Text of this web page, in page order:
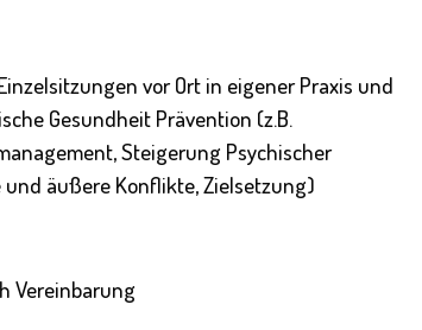
vor Ort in eigener Praxis und
Gesundheit Prävention (z.B.
Steigerung Psychischer
äußere Konflikte, Zielsetzung)
Vereinbarung